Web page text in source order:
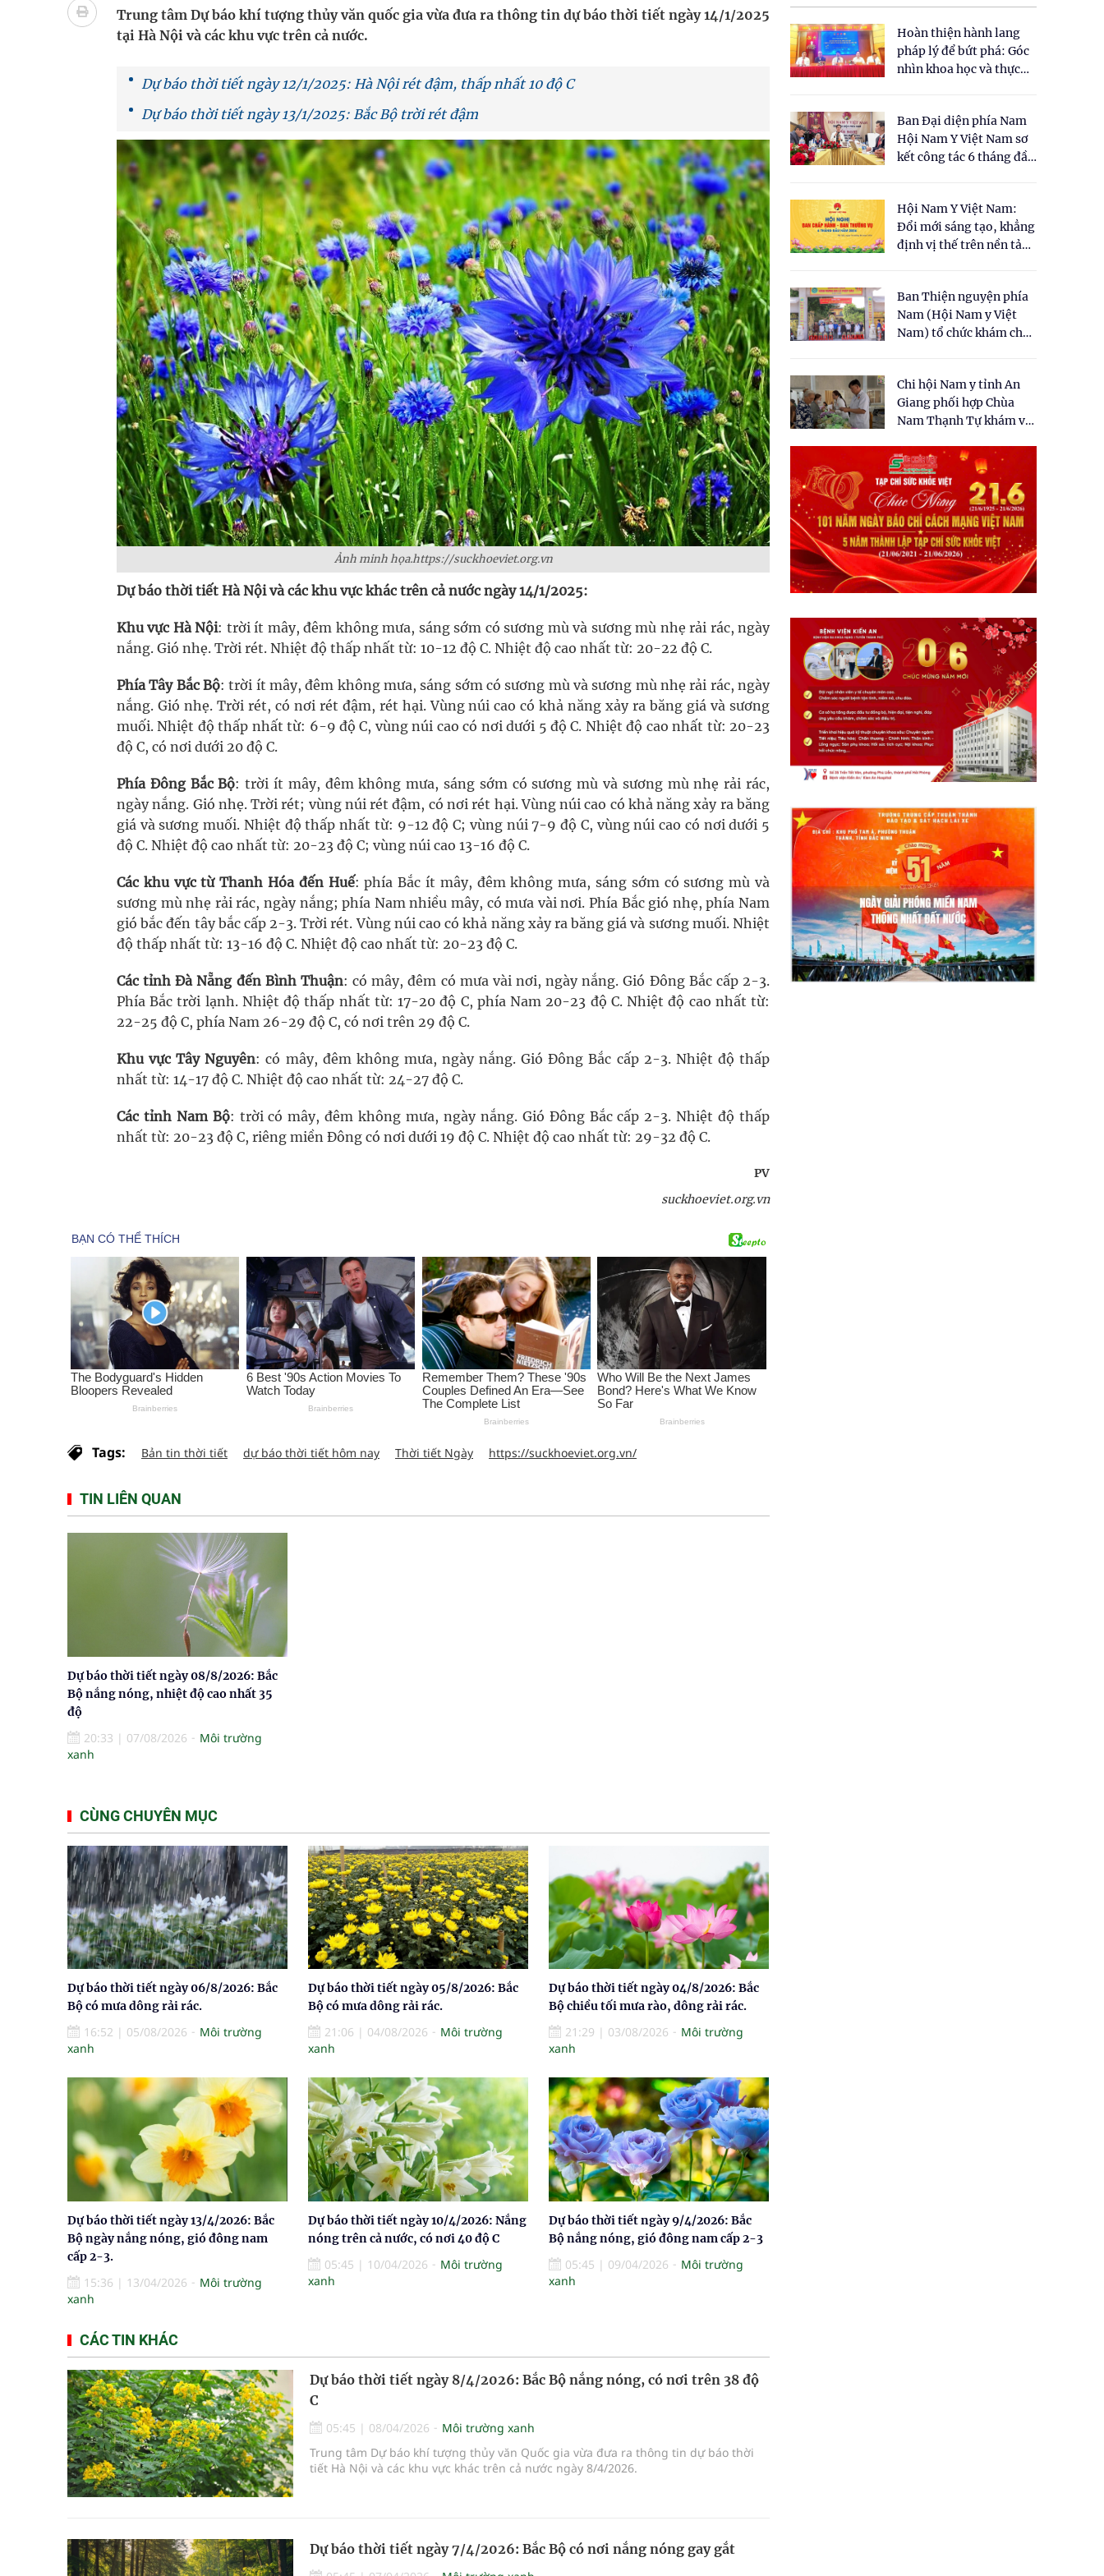
Vương Thành Công: Khi việc học bắt đầu từ trải nghiệm thực tế
Chấn chỉnh hoạt động kinh doanh dược liệu
Giải pháp nâng cao thị lực thời hiện đại
Triển khai đồng bộ các giải pháp quản lý chất lượng thuốc
Trung tâm Dự báo khí tượng thủy văn quốc gia vừa đưa ra thông tin dự báo thời tiết ngày 14/1/2025
tại Hà Nội và các khu vực trên cả nước.
Dự báo thời tiết ngày 12/1/2025: Hà Nội rét đậm, thấp nhất 10 độ C
Dự báo thời tiết ngày 13/1/2025: Bắc Bộ trời rét đậm
Ảnh minh họa.https://suckhoeviet.org.vn
Dự báo thời tiết Hà Nội và các khu vực khác trên cả nước ngày 14/1/2025:
Khu vực Hà Nội: trời ít mây, đêm không mưa, sáng sớm có sương mù và sương mù nhẹ rải rác, ngày
nắng. Gió nhẹ. Trời rét. Nhiệt độ thấp nhất từ: 10-12 độ C. Nhiệt độ cao nhất từ: 20-22 độ C.
Phía Tây Bắc Bộ: trời ít mây, đêm không mưa, sáng sớm có sương mù và sương mù nhẹ rải rác, ngày
nắng. Gió nhẹ. Trời rét, có nơi rét đậm, rét hại. Vùng núi cao có khả năng xảy ra băng giá và sương
muối. Nhiệt độ thấp nhất từ: 6-9 độ C, vùng núi cao có nơi dưới 5 độ C. Nhiệt độ cao nhất từ: 20-23
độ C, có nơi dưới 20 độ C.
Phía Đông Bắc Bộ: trời ít mây, đêm không mưa, sáng sớm có sương mù và sương mù nhẹ rải rác,
ngày nắng. Gió nhẹ. Trời rét; vùng núi rét đậm, có nơi rét hại. Vùng núi cao có khả năng xảy ra băng
giá và sương muối. Nhiệt độ thấp nhất từ: 9-12 độ C; vùng núi 7-9 độ C, vùng núi cao có nơi dưới 5
độ C. Nhiệt độ cao nhất từ: 20-23 độ C; vùng núi cao 13-16 độ C.
Các khu vực từ Thanh Hóa đến Huế: phía Bắc ít mây, đêm không mưa, sáng sớm có sương mù và
sương mù nhẹ rải rác, ngày nắng; phía Nam nhiều mây, có mưa vài nơi. Phía Bắc gió nhẹ, phía Nam
gió bắc đến tây bắc cấp 2-3. Trời rét. Vùng núi cao có khả năng xảy ra băng giá và sương muối. Nhiệt
độ thấp nhất từ: 13-16 độ C. Nhiệt độ cao nhất từ: 20-23 độ C.
Các tỉnh Đà Nẵng đến Bình Thuận: có mây, đêm có mưa vài nơi, ngày nắng. Gió Đông Bắc cấp 2-3.
Phía Bắc trời lạnh. Nhiệt độ thấp nhất từ: 17-20 độ C, phía Nam 20-23 độ C. Nhiệt độ cao nhất từ:
22-25 độ C, phía Nam 26-29 độ C, có nơi trên 29 độ C.
Khu vực Tây Nguyên: có mây, đêm không mưa, ngày nắng. Gió Đông Bắc cấp 2-3. Nhiệt độ thấp
nhất từ: 14-17 độ C. Nhiệt độ cao nhất từ: 24-27 độ C.
Các tỉnh Nam Bộ: trời có mây, đêm không mưa, ngày nắng. Gió Đông Bắc cấp 2-3. Nhiệt độ thấp
nhất từ: 20-23 độ C, riêng miền Đông có nơi dưới 19 độ C. Nhiệt độ cao nhất từ: 29-32 độ C.
PV
suckhoeviet.org.vn
Tags: Bản tin thời tiết dự báo thời tiết hôm nay Thời tiết Ngày https://suckhoeviet.org.vn/
TIN LIÊN QUAN
Dự báo thời tiết ngày 08/8/2026: Bắc
Bộ nắng nóng, nhiệt độ cao nhất 35
độ
20:33 | 07/08/2026
Môi trường
xanh
CÙNG CHUYÊN MỤC
Dự báo thời tiết ngày 06/8/2026: Bắc
Bộ có mưa dông rải rác.
16:52 | 05/08/2026
Môi trường
xanh
Dự báo thời tiết ngày 05/8/2026: Bắc
Bộ có mưa dông rải rác.
21:06 | 04/08/2026
Môi trường
xanh
Dự báo thời tiết ngày 04/8/2026: Bắc
Bộ chiều tối mưa rào, dông rải rác.
21:29 | 03/08/2026
Môi trường
xanh
Dự báo thời tiết ngày 13/4/2026: Bắc
Bộ ngày nắng nóng, gió đông nam
cấp 2-3.
15:36 | 13/04/2026
Môi trường
xanh
Dự báo thời tiết ngày 10/4/2026: Nắng
nóng trên cả nước, có nơi 40 độ C
05:45 | 10/04/2026
Môi trường
xanh
Dự báo thời tiết ngày 9/4/2026: Bắc
Bộ nắng nóng, gió đông nam cấp 2-3
05:45 | 09/04/2026
Môi trường
xanh
CÁC TIN KHÁC
Dự báo thời tiết ngày 8/4/2026: Bắc Bộ nắng nóng, có nơi trên 38 độ
C
05:45 | 08/04/2026
Môi trường xanh
Trung tâm Dự báo khí tượng thủy văn Quốc gia vừa đưa ra thông tin dự báo thời
tiết Hà Nội và các khu vực khác trên cả nước ngày 8/4/2026.
Dự báo thời tiết ngày 7/4/2026: Bắc Bộ có nơi nắng nóng gay gắt
Hoàn thiện hành lang
pháp lý để bứt phá: Góc
nhìn khoa học và thực
cho Luật Y dược cổ
truyền Việt Nam"
Ban Đại diện phía Nam
Hội Nam Y Việt Nam sơ
kết công tác 6 tháng đầu
Hội Nam Y Việt Nam:
Đổi mới sáng tạo, khẳng
định vị thế trên nền tảng
Ban Thiện nguyện phía
Nam (Hội Nam y Việt
Nam) tổ chức khám chữa
dân tại xã Tân Tập
Chi hội Nam y tỉnh An
Giang phối hợp Chùa
Nam Thạnh Tự khám và
nhân dân